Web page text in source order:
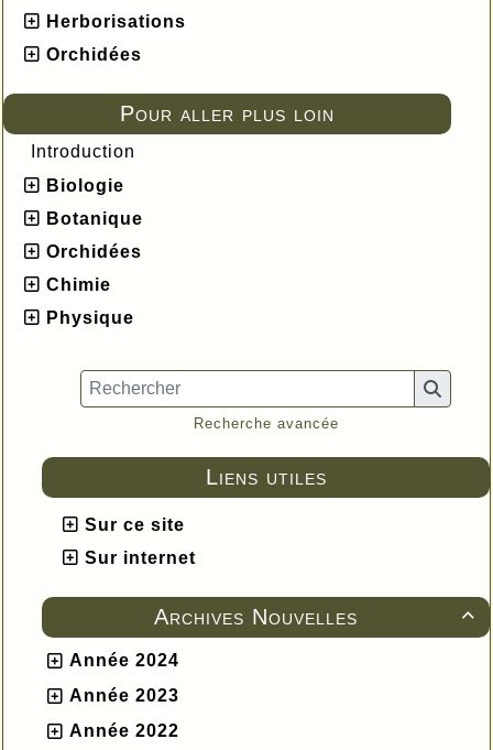
Herborisations
Orchidées
Pour aller plus loin
Introduction
Biologie
Botanique
Orchidées
Chimie
Physique
Recherche avancée
Liens utiles
Sur ce site
Sur internet

Archives Nouvelles
Année 2024
Année 2023
Année 2022